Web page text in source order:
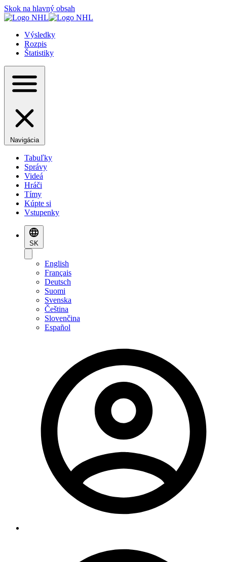
Skok na hlavný obsah
Výsledky
Rozpis
Štatistiky
Navigácia
Tabuľky
Správy
Videá
Hráči
Tímy
Kúpte si
Vstupenky
SK
English
Français
Deutsch
Suomi
Svenska
Čeština
Slovenčina
Español